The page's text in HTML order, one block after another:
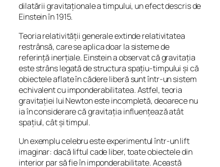
dilatării gravitaționale a timpului, un efect descris de
Einstein în 1915.
Teoria relativității generale extinde relativitatea
restrânsă, care se aplica doar la sisteme de
referință inerțiale. Einstein a observat că gravitația
este strâns legată de structura spațiu-timpului și că
obiectele aflate în cădere liberă sunt într-un sistem
echivalent cu imponderabilitatea. Astfel, teoria
gravitației lui Newton este incompletă, deoarece nu
ia în considerare că gravitația influențează atât
spațiul, cât și timpul.
Un exemplu celebru este experimentul într-un lift
imaginar: dacă liftul cade liber, toate obiectele din
interior par să fie în imponderabilitate. Această